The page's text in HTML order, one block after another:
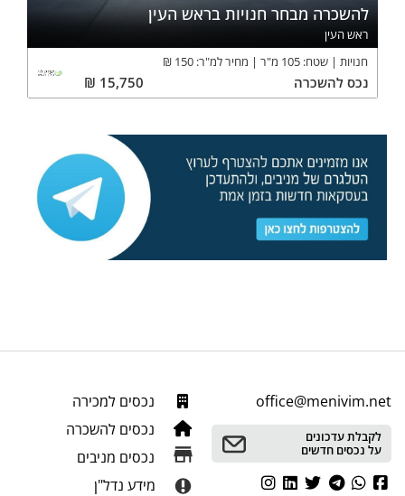
להשכרה מבחר חנויות בראש העין
ראש העין
חנויות
שטח: 105 מ"ר מחיר למ"ר: 150
₪
נכס להשכרה 15,750
₪
office@menivim.net
לקבלת עדכונים
על נכסים חדשים
נכסים למכירה
נכסים להשכרה
נכסים מניבים
מידע נדל"ן